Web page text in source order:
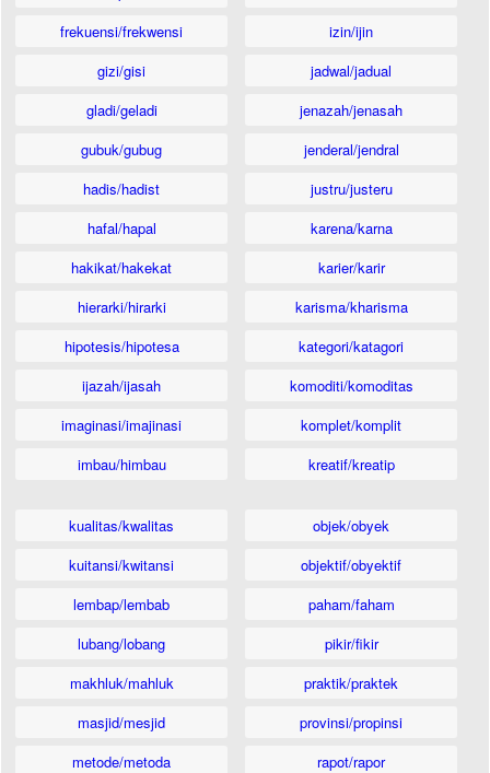
frekuensi/frekwensi
gizi/gisi
gladi/geladi
gubuk/gubug
hadis/hadist
hafal/hapal
hakikat/hakekat
hierarki/hirarki
hipotesis/hipotesa
ijazah/ijasah
imaginasi/imajinasi
imbau/himbau
izin/ijin
jadwal/jadual
jenazah/jenasah
jenderal/jendral
justru/justeru
karena/karna
karier/karir
karisma/kharisma
kategori/katagori
komoditi/komoditas
komplet/komplit
kreatif/kreatip
kualitas/kwalitas
kuitansi/kwitansi
lembap/lembab
lubang/lobang
makhluk/mahluk
masjid/mesjid
metode/metoda
objek/obyek
objektif/obyektif
paham/faham
pikir/fikir
praktik/praktek
provinsi/propinsi
rapot/rapor